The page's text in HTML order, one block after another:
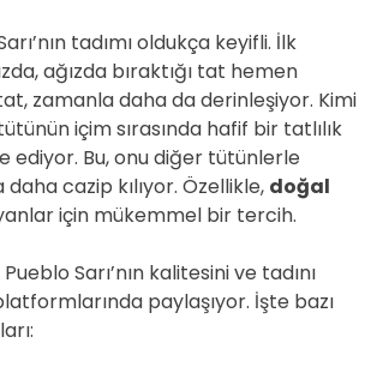
tadımı oldukça keyifli. İlk
ağızda bıraktığı tat hemen
zamanla daha da derinleşiyor. Kimi
içim sırasında hafif bir tatlılık
ediyor. Bu, onu diğer tütünlerle
daha cazip kılıyor. Özellikle, doğal
için mükemmel bir tercih.
Sarı’nın kalitesini ve tadını
paylaşıyor. İşte bazı